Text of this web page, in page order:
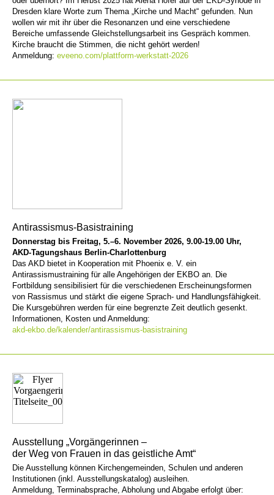
Dresden klare Worte zum Thema „Kirche und Macht“ gefunden. Nun
wollen wir mit ihr über die Resonanzen und eine verschiedene
Bereiche umfassende Gleichstellungsarbeit ins Gespräch kommen.
Kirche braucht die Stimmen, die nicht gehört werden!
Anmeldung: eveeno.com/plattform-werkstatt-2026
Antirassismus-Basistraining
Donnerstag bis Freitag, 5.–6. November 2026, 9.00-19.00 Uhr,
AKD-Tagungshaus Berlin-Charlottenburg
Das AKD bietet in Kooperation mit Phoenix e. V. ein
Antirassismustraining für alle Angehörigen der EKBO an. Die
Fortbildung sensibilisiert für die verschiedenen Erscheinungsformen
von Rassismus und stärkt die eigene Sprach- und Handlungsfähigkeit.
Die Kursgebühren werden für eine begrenzte Zeit deutlich gesenkt.
Informationen, Kosten und Anmeldung:
akd-ekbo.de/kalender/antirassismus-basistraining
Ausstellung „Vorgängerinnen –
der Weg von Frauen in das geistliche Amt“
Die Ausstellung können Kirchengemeinden, Schulen und anderen
Institutionen (inkl. Ausstellungskatalog) ausleihen.
Anmeldung, Terminabsprache, Abholung und Abgabe erfolgt über: